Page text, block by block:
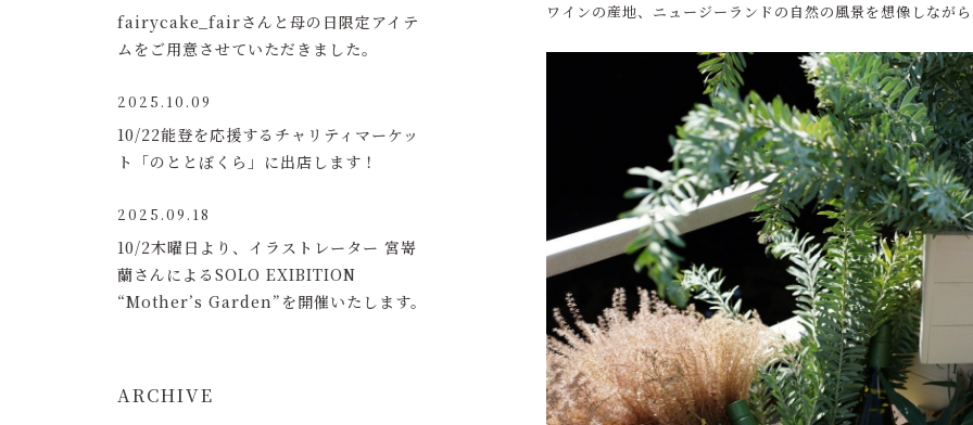
ワインの産地、ニュージーランドの自然の風景を想像しなが
fairycake_fairさんと母の日限定アイテ
ムをご用意させていただきました。
2025.10.09
10/22能登を応援するチャリティマーケッ
ト「のととぼくら」に出店します！
2025.09.18
10/2木曜日より、イラストレーター 宮嵜
蘭さんによるSOLO EXIBITION
“Mother’s Garden”を開催いたします。
ARCHIVE